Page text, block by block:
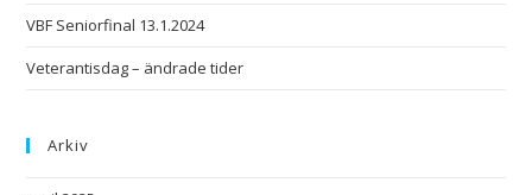
VBF Seniorfinal 13.1.2024
Veterantisdag – ändrade tider
Arkiv